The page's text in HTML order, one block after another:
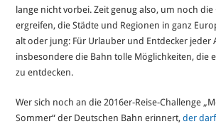
lange nicht vorbei. Zeit genug also, um noch die
ergreifen, die Städte und Regionen in ganz
alt oder jung: Für Urlauber und Entdecker jeder
insbesondere die Bahn tolle Möglichkeiten, die
zu entdecken.
Wer sich noch an die 2016er-Reise-Challenge
Sommer“ der Deutschen Bahn erinnert,der